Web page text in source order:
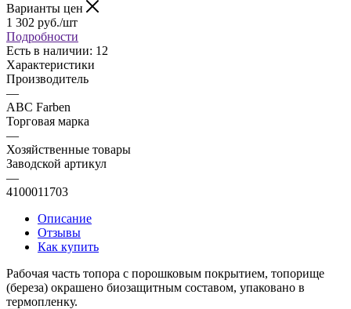
Варианты цен
1 302 руб./шт
Подробности
Есть в наличии: 12
Характеристики
Производитель
—
ABC Farben
Торговая марка
—
Хозяйственные товары
Заводской артикул
—
4100011703
Описание
Отзывы
Как купить
Рабочая часть топора с порошковым покрытием, топорище
(береза) окрашено биозащитным составом, упаковано в
термопленку.